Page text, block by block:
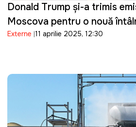
Donald Trump și-a trimis
Moscova pentru o nouă
Externe 11 aprilie 2025, 12:30